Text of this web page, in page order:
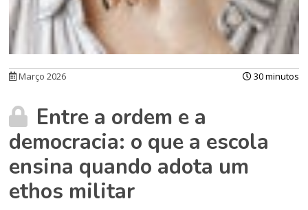
Março 2026 30 minutos
Entre a ordem e a
democracia: o que a escola
ensina quando adota um
ethos militar